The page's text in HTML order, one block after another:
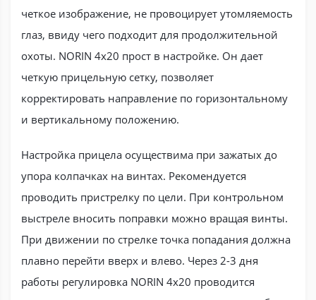
четкое изображение, не провоцирует утомляемость
глаз, ввиду чего подходит для продолжительной
охоты. NORIN 4x20 прост в настройке. Он дает
четкую прицельную сетку, позволяет
корректировать направление по горизонтальному
и вертикальному положению.
Настройка прицела осуществима при зажатых до
упора колпачках на винтах. Рекомендуется
проводить пристрелку по цели. При контрольном
выстреле вносить поправки можно вращая винты.
При движении по стрелке точка попадания должна
плавно перейти вверх и влево. Через 2-3 дня
работы регулировка NORIN 4x20 проводится